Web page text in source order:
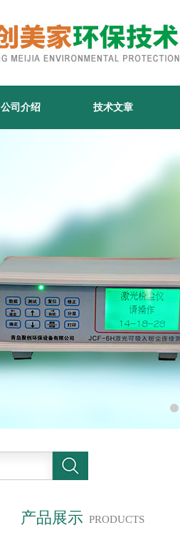
公司介绍 技术文章
产品展示 PRODUCTS